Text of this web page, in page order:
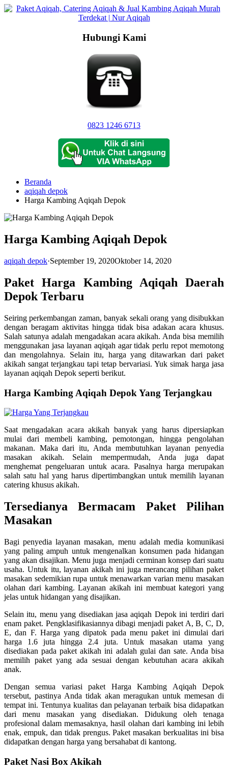
Langsung
Hubungi Kami
0823 1246 6713
Beranda
aqiqah depok
Harga Kambing Aqiqah Depok
Harga Kambing Aqiqah Depok
aqiqah depok·September 19, 2020Oktober 14, 2020
Paket Harga Kambing Aqiqah Daerah
Depok Terbaru
Seiring perkembangan zaman, banyak sekali orang yang disibukkan
dengan beragam aktivitas hingga tidak bisa adakan acara khusus.
Salah satunya adalah mengadakan acara akikah. Anda bisa memilih
menggunakan jasa layanan aqiqah agar tidak perlu repot memotong
dan mengolahnya. Selain itu, harga yang ditawarkan dari paket
akikah sangat terjangkau tapi tetap bervariasi. Yuk simak harga jasa
layanan aqiqah Depok seperti berikut.
Harga Kambing Aqiqah Depok Yang Terjangkau
Saat mengadakan acara akikah banyak yang harus dipersiapkan
mulai dari membeli kambing, pemotongan, hingga pengolahan
makanan. Maka dari itu, Anda membutuhkan layanan penyedia
masakan akikah. Selain mempermudah, Anda juga dapat
menghemat pengeluaran untuk acara. Pasalnya harga merupakan
salah satu hal yang harus dipertimbangkan untuk memilih layanan
catering khusus akikah.
Tersedianya Bermacam Paket Pilihan
Masakan
Bagi penyedia layanan masakan, menu adalah media komunikasi
yang paling ampuh untuk mengenalkan konsumen pada hidangan
yang akan disajikan. Menu juga menjadi cerminan konsep dari suatu
usaha. Untuk itu, layanan akikah ini juga merancang pilihan paket
masakan sedemikian rupa untuk menawarkan varian menu masakan
olahan dari kambing. Layanan akikah ini membuat kategori yang
jelas untuk hidangan yang disajikan.
Selain itu, menu yang disediakan jasa aqiqah Depok ini terdiri dari
enam paket. Pengklasifikasiannya dibagi menjadi paket A, B, C, D,
E, dan F. Harga yang dipatok pada menu paket ini dimulai dari
harga 1.6 juta hingga 2.4 juta. Untuk masakan utama yang
disediakan pada paket akikah ini adalah gulai dan sate. Anda bisa
memilih paket yang ada sesuai dengan kebutuhan acara akikah
anak.
Dengan semua variasi paket Harga Kambing Aqiqah Depok
tersebut, pastinya Anda tidak akan meragukan untuk memesan di
tempat ini. Tentunya kualitas dan pelayanan terbaik bisa didapatkan
dari menu masakan yang disediakan. Didukung oleh tenaga
profesional dalam memasaknya, hasil olahan dari kambing ini lebih
enak, empuk, dan tidak prengus. Paket masakan berkualitas ini bisa
didapatkan dengan harga yang bersahabat di kantong.
Paket Nasi Box Akikah